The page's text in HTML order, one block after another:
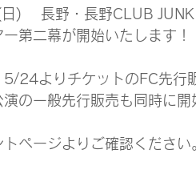
長野・長野CLUB
第二幕が開始いたします！
5/24よりチケットのFC先行
演の一般先行販売も同時に
トページよりご確認ください